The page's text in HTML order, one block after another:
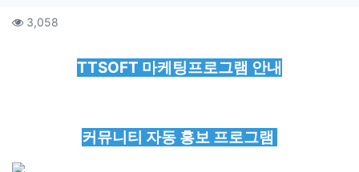
컨텐츠 정보
3,058
TTSOFT 마케팅프로그램 안내
커뮤니티 자동 홍보 프로그램